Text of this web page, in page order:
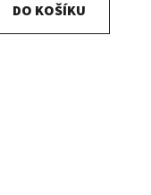
DO KOŠÍKU